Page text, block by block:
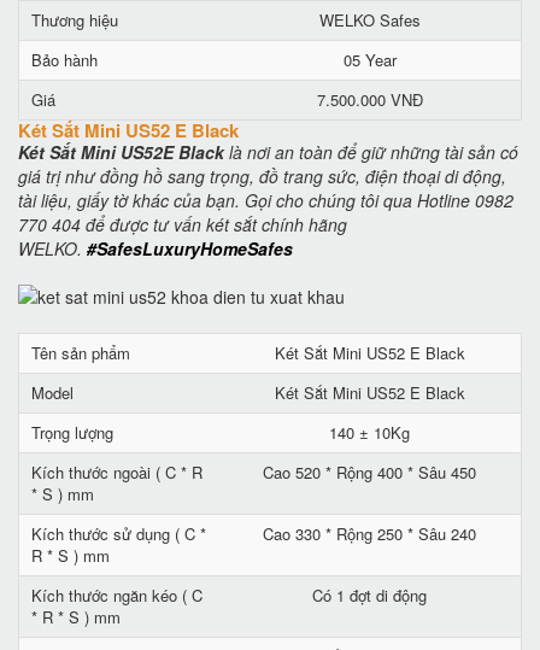
Thương hiệu
WELKO Safes
Bảo hành
05 Year
Giá
7.500.000 VNĐ
Két Sắt Mini US52 E Black
Két Sắt Mini US52E Blacklà nơi an toàn để giữ những tài sản có
giá trị như đồng hồ sang trọng, đồ trang sức, điện thoại di động,
tài liệu, giấy tờ khác của bạn. Gọi cho chúng tôi qua Hotline 0982
770 404 để được tư vấn két sắt chính hãng
WELKO. #SafesLuxuryHomeSafes
Tên sản phẩm
Két Sắt Mini US52 E Black
Model
Két Sắt Mini US52 E Black
Trọng lượng
140 ± 10Kg
Kích thước ngoài ( C * R
* S ) mm
Cao 520 * Rộng 400 * Sâu 450
Kích thước sử dụng ( C *
R * S ) mm
Cao 330 * Rộng 250 * Sâu 240
Kích thước ngăn kéo ( C
* R * S ) mm
Có 1 đợt di động